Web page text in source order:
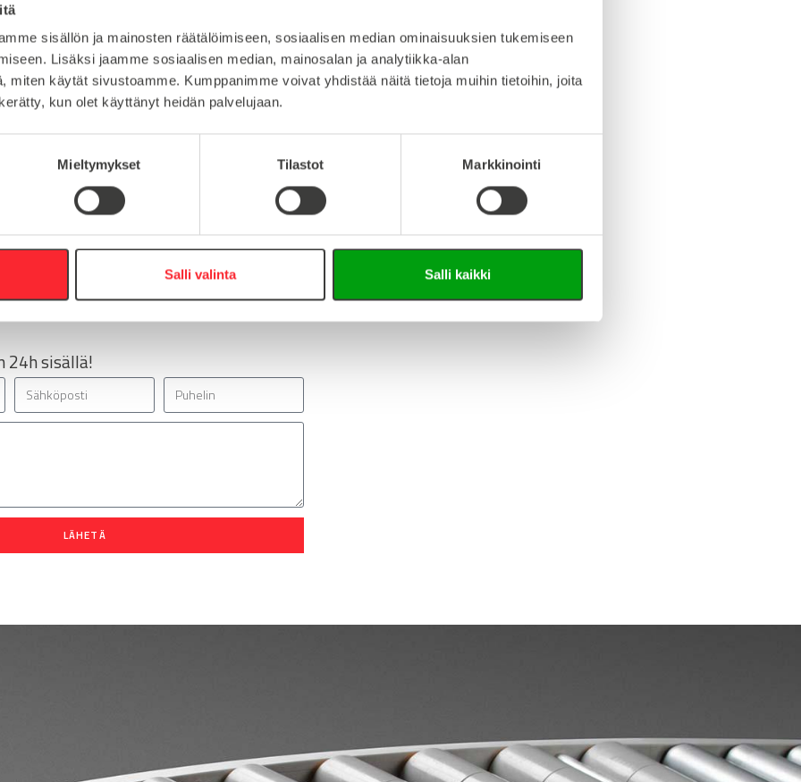
sisällön ja mainosten räätälöimiseen, sosiaalisen median ominaisuuksien tukemiseen
Lisäksi jaamme sosiaalisen median, mainosalan ja analytiikka-alan
miten käytät sivustoamme. Kumppanimme voivat yhdistää näitä tietoja muihin tietoihin, joita
kun olet käyttänyt heidän palvelujaan.
Mieltymykset Tilastot Markkinointi
Salli valinta Salli kaikki
M8 Lataa 3D-tiedosto (Step-tiedosto)
info@easy-systems.fi
24h sisällä!
LÄHETÄ